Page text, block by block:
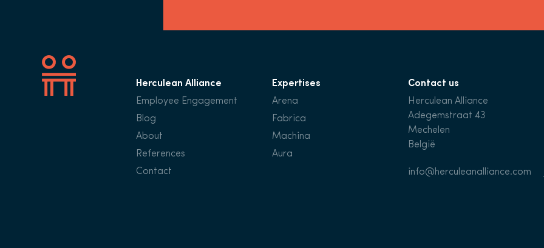
Herculean Alliance
Employee Engagement
Blog
About
References
Contact
Expertises
Arena
Fabrica
Machina
Aura
Contact us
Herculean Alliance
Adegemstraat 43
Mechelen
België
info@herculeanalliance.com